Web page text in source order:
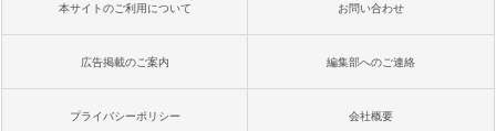
本サイトのご利用について お問い合わせ
広告掲載のご案内 編集部へのご連絡
プライバシーポリシー 会社概要